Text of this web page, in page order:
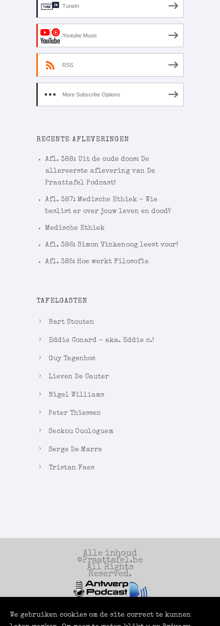
TuneIn
Youtube Music
RSS
More Subscribe Options
RECENTE AFLEVERINGEN
Afl. 388: Uit de oude doos: De
allereerste aflevering van De
Praattafel Podcast!
Afl. 387: Medische Ethiek – Wie
beslist er over jouw leven en dood?
Medische Ethiek
Afl. 386: Simon Vinkenoog leest voor!
Afl. 385: Hoe werkt Filosofie
TAFELGASTEN
Bart Stouten
Eddie Conard – aka. Eddie c.!
Guy Tegenbos
Lieven De Cauter
Nigel Williams
Peter Thiessen
Seckou Ouologuem
Serge De Marre
Tristan Faes
Alle inhoud
©Praattafel.be
All Rights
Reserved.
Een productie
van
We gebruiken cookies om de site correct te kunnen